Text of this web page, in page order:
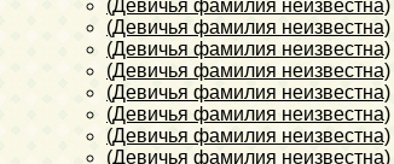
(Девичья фамилия неизвестна)
(Девичья фамилия неизвестна)
(Девичья фамилия неизвестна)
(Девичья фамилия неизвестна)
(Девичья фамилия неизвестна)
(Девичья фамилия неизвестна)
(Девичья фамилия неизвестна)
(Девичья фамилия неизвестна)